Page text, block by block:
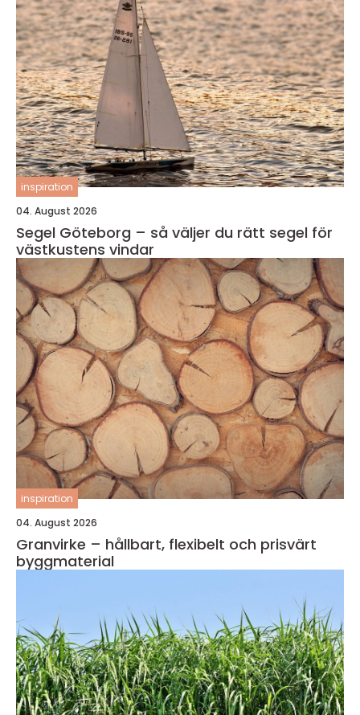
inspiration
04. August 2026
Segel Göteborg – så väljer du rätt segel för
västkustens vindar
inspiration
04. August 2026
Granvirke – hållbart, flexibelt och prisvärt
byggmaterial